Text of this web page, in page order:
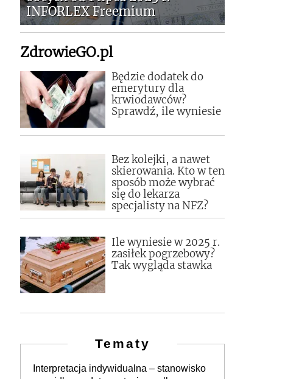
INFORLEX Freemium
ZdrowieGO.pl
Będzie dodatek do
emerytury dla
krwiodawców?
Sprawdź, ile wyniesie
Bez kolejki, a nawet
skierowania. Kto w ten
sposób może wybrać
się do lekarza
specjalisty na NFZ?
Ile wyniesie w 2025 r.
zasiłek pogrzebowy?
Tak wygląda stawka
Tematy
Interpretacja indywidualna – stanowisko